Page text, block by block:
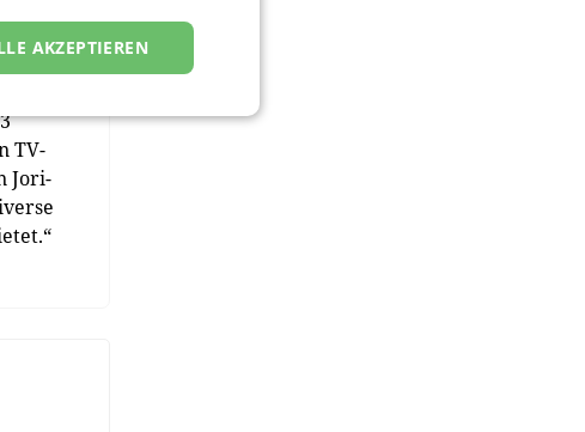
TV-
Jori-
AKZEPTIEREN